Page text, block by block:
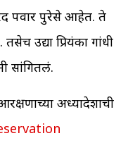
पवार पुरेसे आहेत. ते
उद्या प्रियंका गांधी
सांगितलं.
अध्यादेशाची